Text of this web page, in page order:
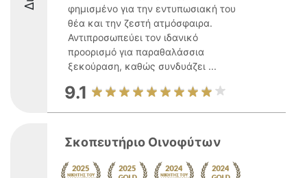
φημισμένο για την εντυπωσιακή του
θέα και την ζεστή ατμόσφαιρα.
Αντιπροσωπεύει τον ιδανικό
προορισμό για παραθαλάσσια
ξεκούραση, καθώς συνδυάζει ...
9.1
Σκοπευτήριο Οινοφύτων